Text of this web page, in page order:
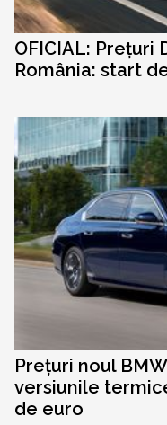
OFICIAL: Prețuri
România: start
Prețuri noul
versiunile
de euro